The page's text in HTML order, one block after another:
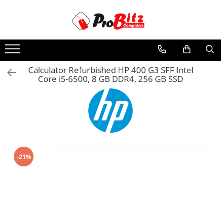
Laptopuri si accesorii
Laptopuri
Laptopuri Noi
Memorii laptop
Baterii laptop
Calculator Refurbished HP 400 G3 SFF Intel
Core i5-6500, 8 GB DDR4, 256 GB SSD
-21%